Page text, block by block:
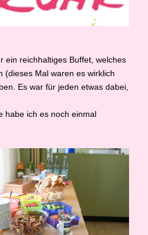
ein reichhaltiges Buffet, welches
(dieses Mal waren es wirklich
Es war für jeden etwas dabei,
habe ich es noch einmal